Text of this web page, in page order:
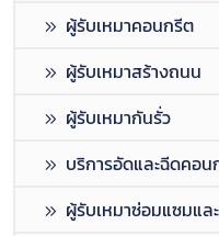
ผู้รับเหมาคอนกรีต
ผู้รับเหมาสร้างถนน
ผู้รับเหมากันรั่ว
บริการอัดและฉีดคอน
ผู้รับเหมาซ่อมแซมแล